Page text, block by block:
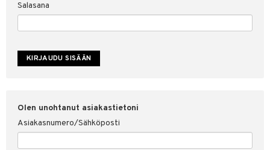
Tuotemerkkejä
Salasana
Olen unohtanut asiakastietoni
Asiakasnumero/Sähköposti
myyntiehdot
suojaus